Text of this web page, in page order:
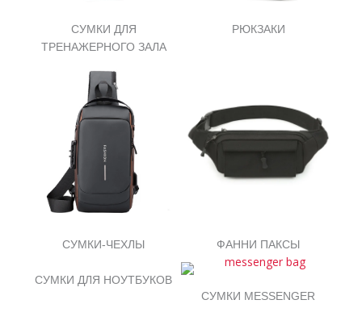
СУМКИ ДЛЯ
ТРЕНАЖЕРНОГО ЗАЛА
РЮКЗАКИ
СУМКИ-ЧЕХЛЫ ФАННИ ПАКСЫ
СУМКИ ДЛЯ НОУТБУКОВ
СУМКИ MESSENGER